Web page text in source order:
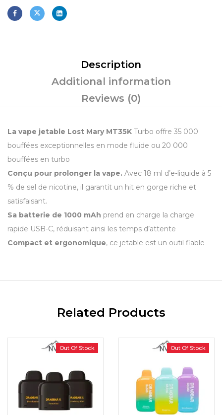
Description
Additional information
Reviews (0)
La vape jetable Lost Mary MT35K Turbo offre 35 000
bouffées exceptionnelles en mode fluide ou 20 000
bouffées en turbo
Conçu pour prolonger la vape. Avec 18 ml d’e-liquide à 5
% de sel de nicotine, il garantit un hit en gorge riche et
satisfaisant.
Sa batterie de 1000 mAh prend en charge la charge
rapide USB-C, réduisant ainsi les temps d’attente
Compact et ergonomique, ce jetable est un outil fiable
Related Products
Out Of Stock Hot
Out Of Stock